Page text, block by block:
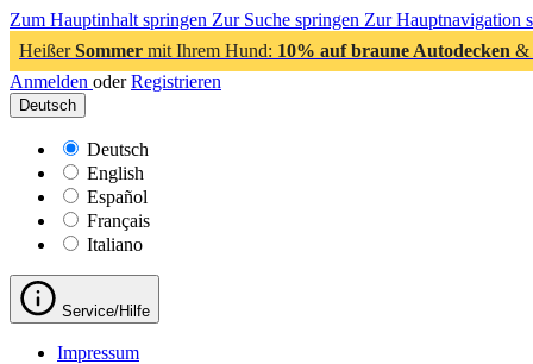
Zum Hauptinhalt springen Zur Suche springen Zur Hauptnavigation
HeißerSommer mit Ihrem Hund: 10% auf braune Autodecken &
Anmelden oder Registrieren
Deutsch
Deutsch
English
Español
Français
Italiano
Service/Hilfe
Impressum